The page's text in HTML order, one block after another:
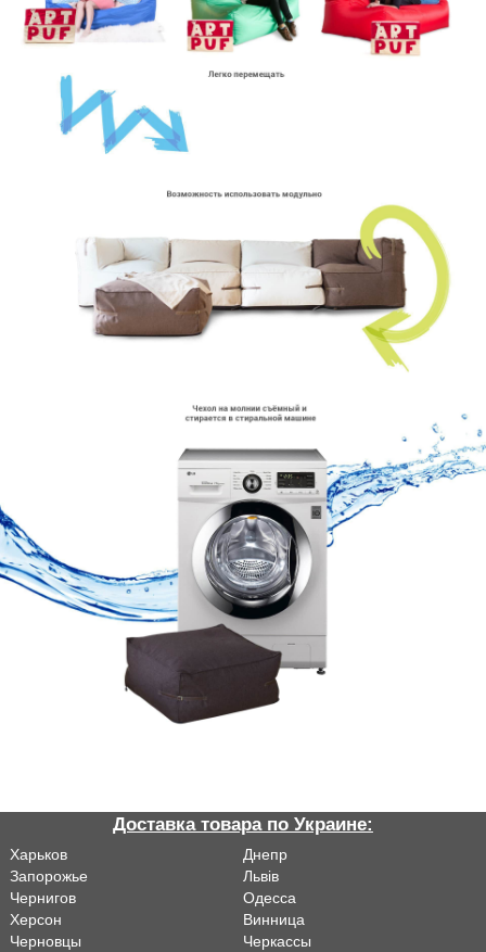
Доставка товара по Украине:
Харьков
Днепр
Запорожье
Львiв
Чернигов
Одесса
Херсон
Винница
Черновцы
Черкассы